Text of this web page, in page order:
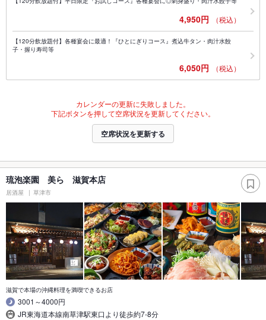
4,950円 （税込）
【120分飲放題付】各種宴会に最適！『ひとにぎりコース』煮込牛タン・肉汁水餃
子・握り寿司等
6,050円 （税込）
カレンダーの更新に失敗しました。
下記ボタンを押して空席状況を更新してください。
空席状況を更新する
琉泡楽園 美ら 滋賀本店
居酒屋 草津市
滋賀で本場の沖縄料理を満喫できるお店
3001～4000円
JR東海道本線南草津駅東口より徒歩約7-8分